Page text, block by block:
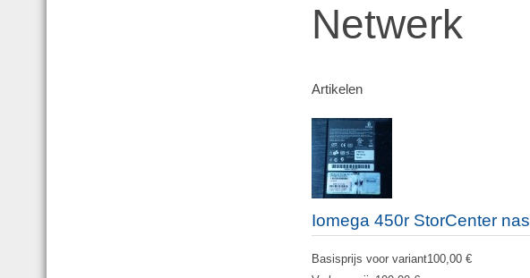
Netwerk
Artikelen
Iomega 450r StorCenter nas
Basisprijs voor variant100,00 €